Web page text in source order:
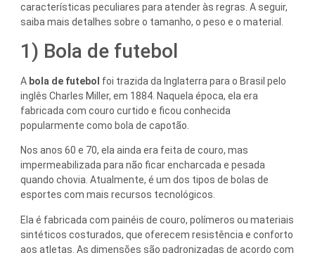
características peculiares para atender às regras. A seguir,
saiba mais detalhes sobre o tamanho, o peso e o material.
1) Bola de futebol
A bola de futebol foi trazida da Inglaterra para o Brasil pelo
inglês Charles Miller, em 1884. Naquela época, ela era
fabricada com couro curtido e ficou conhecida
popularmente como bola de capotão.
Nos anos 60 e 70, ela ainda era feita de couro, mas
impermeabilizada para não ficar encharcada e pesada
quando chovia. Atualmente, é um dos tipos de bolas de
esportes com mais recursos tecnológicos.
Ela é fabricada com painéis de couro, polímeros ou materiais
sintéticos costurados, que oferecem resistência e conforto
aos atletas. As dimensões são padronizadas de acordo com